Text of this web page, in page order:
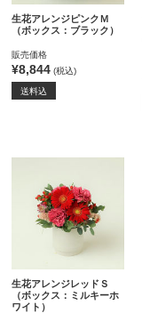
生花アレンジピンクＭ
（ボックス：ブラック）
販売価格
¥8,844 (税込)
送料込
生花アレンジレッドＳ
（ボックス：ミルキーホ
ワイト）